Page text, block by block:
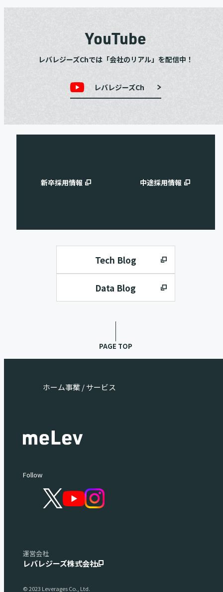
YouTube
レバレジーズChでは「会社のリアル」を配信中！
レバレジーズCh
新卒採用情報 中途採用情報
Tech Blog
Data Blog
PAGE TOP
ホーム事業 / サービス
Follow
運営会社
レバレジーズ株式会社
© 2023 Leverages Co., Ltd.